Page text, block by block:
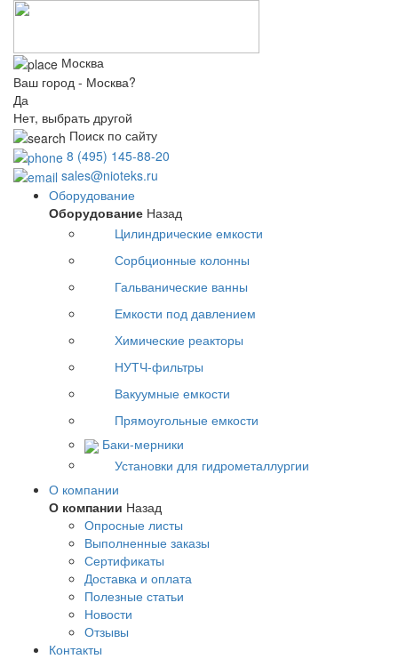
Москва
Ваш город - Москва?
Да
Нет, выбрать другой
Поиск по сайту
8 (495) 145-88-20
sales@nioteks.ru
Оборудование
Оборудование Назад
Цилиндрические емкости
Сорбционные колонны
Гальванические ванны
Емкости под давлением
Химические реакторы
НУТЧ-фильтры
Вакуумные емкости
Прямоугольные емкости
Баки-мерники
Установки для гидрометаллургии
О компании
О компании Назад
Опросные листы
Выполненные заказы
Сертификаты
Доставка и оплата
Полезные статьи
Новости
Отзывы
Контакты